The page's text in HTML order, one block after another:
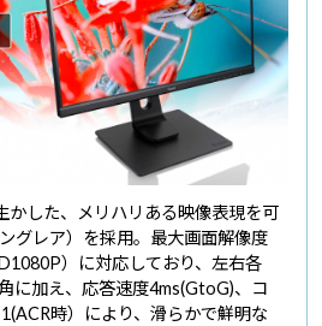
かした、メリハリある映像表現を可
グレア）を採用。最大画面解像度
）に対応しており、左右各
に加え、応答速度4ms(GtoG)、コ
時）により、滑らかで鮮明な